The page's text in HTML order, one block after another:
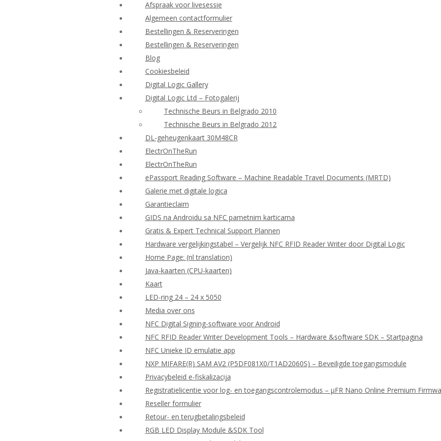
Afspraak voor livesessie
Algemeen contactformulier
Bestellingen & Reserveringen
Bestellingen & Reserveringen
Blog
Cookiesbeleid
Digital Logic Gallery
Digital Logic Ltd – Fotogalerij
Technische Beurs in Belgrado 2010
Technische Beurs in Belgrado 2012
DL-geheugenkaart 30M48CR
ElectrOnTheRun
ElectrOnTheRun
ePassport Reading Software – Machine Readable Travel Documents (MRTD)
Galerie met digitale logica
Garantieclaim
GIDS na Androidu sa NFC pametnim karticama
Gratis & Expert Technical Support Plannen
Hardware vergelijkingstabel – Vergelijk NFC RFID Reader Writer door Digital Logic
Home Page: (nl translation)
Java-kaarten (CPU-kaarten)
Kaart
LED-ring 24 – 24 x 5050
Media over ons
NFC Digital Signing-software voor Android
NFC RFID Reader Writer Development Tools – Hardware &software SDK – Startpagina
NFC Unieke ID emulatie app
NXP MIFARE(R) SAM AV2 (P5DF081X0/T1AD2060S) – Beveiligde toegangsmodule
Privacybeleid e-fiskalizacija
Registratielicentie voor log- en toegangscontrolemodus – μFR Nano Online Premium
Reseller formulier
Retour- en terugbetalingsbeleid
RGB LED Display Module &SDK Tool